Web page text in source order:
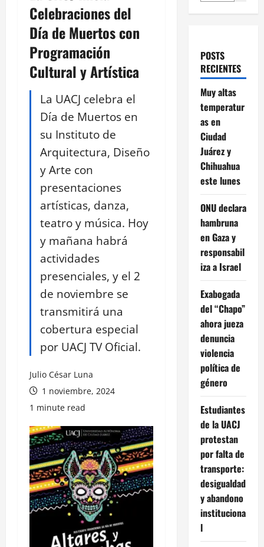
Celebraciones del
Día de Muertos con
Programación
Cultural y Artística
La UACJ celebra el
Día de Muertos en
su Instituto de
Arquitectura, Diseño
y Arte con
presentaciones
artísticas, danza,
teatro y música. Hoy
y mañana habrá
actividades
presenciales, y el 2
de noviembre se
transmitirá una
cobertura especial
por UACJ TV Oficial.
Julio César Luna
1 noviembre, 2024
1 minute read
POSTS
RECIENTES
Muy altas
temperatur
as en
Ciudad
Juárez y
Chihuahua
este lunes
ONU declara
hambruna
en Gaza y
responsabil
iza a Israel
Exabogada
del “Chapo”
ahora jueza
denuncia
violencia
política de
género
Estudiantes
de la UACJ
protestan
por falta de
transporte:
desigualdad
y abandono
instituciona
l